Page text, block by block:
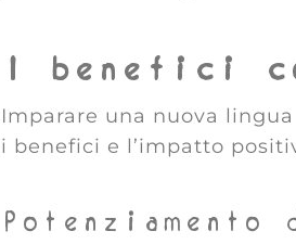
I benefici
Imparare una nuova
i benefici e l’impatto